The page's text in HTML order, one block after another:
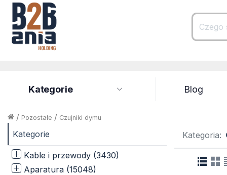
Kategorie Blog
Czujniki dymu
/
Pozostałe
/
Kategorie
Kable i przewody (3430)
Aparatura (15048)
Kategoria: